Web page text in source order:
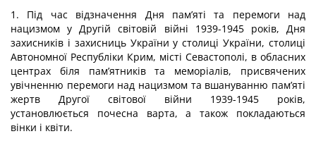
1. Під час відзначення Дня пам’яті та перемоги над
нацизмом у Другій світовій війні 1939-1945 років, Дня
захисників і захисниць України у столиці України, столиці
Автономної Республіки Крим, місті Севастополі, в обласних
центрах біля пам’ятників та меморіалів, присвячених
увічненню перемоги над нацизмом та вшануванню пам’яті
жертв Другої світової війни 1939-1945 років,
установлюється почесна варта, а також покладаються
вінки і квіти.